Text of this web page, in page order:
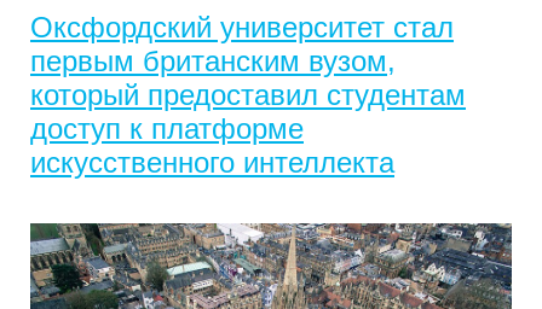
Оксфордский университет стал
первым британским вузом,
который предоставил студентам
доступ к платформе
искусственного интеллекта